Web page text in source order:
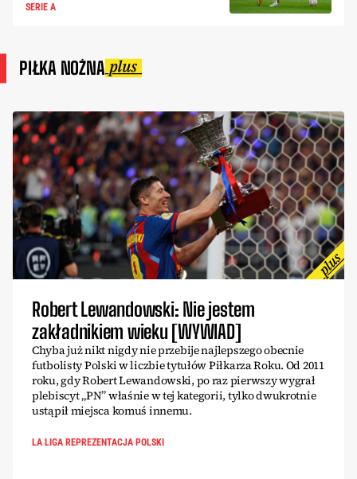
SERIE A
PIŁKA NOŻNA
Robert Lewandowski: Nie jestem
zakładnikiem wieku [WYWIAD]
Chyba już nikt nigdy nie przebije najlepszego obecnie
futbolisty Polski w liczbie tytułów Piłkarza Roku. Od 2011
roku, gdy Robert Lewandowski, po raz pierwszy wygrał
plebiscyt „PN” właśnie w tej kategorii, tylko dwukrotnie
ustąpił miejsca komuś innemu.
LA LIGA REPREZENTACJA POLSKI